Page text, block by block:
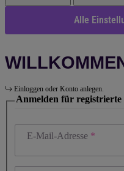
Alle
Einloggen oder Konto anlegen.
Anmelden für registrierte
E-Mail-Adresse